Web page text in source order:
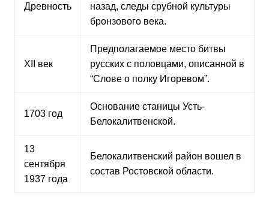
Древность
назад, следы срубной культуры
бронзового века.
XII век
Предполагаемое место битвы
русских с половцами, описанной в
“Слове о полку Игоревом”.
1703 год
Основание станицы Усть-
Белокалитвенской.
13
сентября
1937 года
Белокалитвенский район вошел в
состав Ростовской области.